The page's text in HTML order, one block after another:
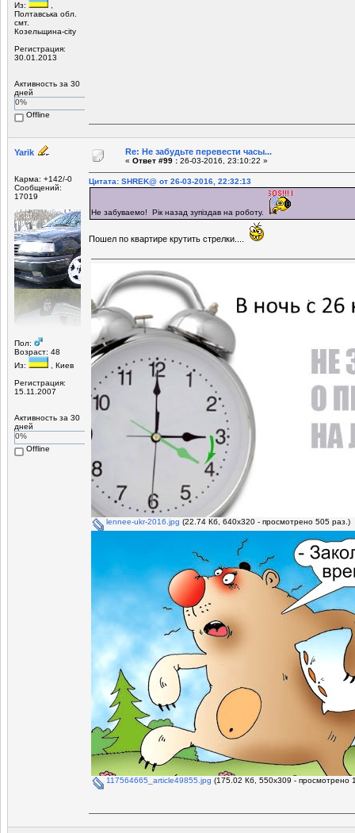
Из:
,
Полтавська обл.
смт.
Козельщина-city
Регистрация:
30.01.2013
Активность за 30
дней
0%
Offline
Yarik
Карма: +142/-0
Сообщений:
17019
Пол:
Возраст: 48
Из:
, Киев
Регистрация:
15.11.2007
Активность за 30
дней
0%
Offline
Re: Не забудьте перевести часы...
« Ответ #99 : 26-03-2016, 23:10:22 »
Цитата: SHREK@ от 26-03-2016, 22:32:13
Не забуваемо! Рiк назад зупiздав на роботу.
Пошел по квартире крутить стрелки....
lennee-ukr-2016.jpg (22.74 Кб, 640x320 - просмотрено 505 раз.)
117564665_article49855.jpg (175.02 Кб, 550x309 - просмотрено